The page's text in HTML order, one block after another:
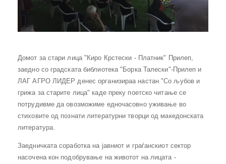
Домот за стари лица "Киро Крстески - Платник" Прилеп,
заедно со градската библиотека "Борка Талески"-Прилеп и
ЛАГ АГРО ЛИДЕР денес организираа настан "Со љубов и
грижа за старите лица" каде преку поетско читање се
потрудивме да овозможиме едночасовно уживање во
стиховите од познати литературни творци од македонската
литература.
Заедничката соработка на јавниот и граѓанскиот сектор
насочена кон подобрување на животот на лицата -